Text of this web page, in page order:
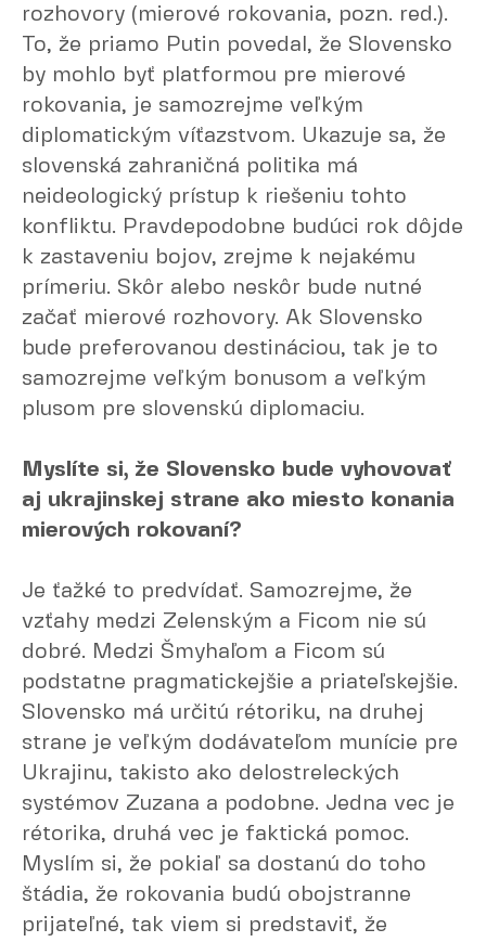
rozhovory (mierové rokovania, pozn. red.).
To, že priamo Putin povedal, že Slovensko
by mohlo byť platformou pre mierové
rokovania, je samozrejme veľkým
diplomatickým víťazstvom. Ukazuje sa, že
slovenská zahraničná politika má
neideologický prístup k riešeniu tohto
konfliktu. Pravdepodobne budúci rok dôjde
k zastaveniu bojov, zrejme k nejakému
prímeriu. Skôr alebo neskôr bude nutné
začať mierové rozhovory. Ak Slovensko
bude preferovanou destináciou, tak je to
samozrejme veľkým bonusom a veľkým
plusom pre slovenskú diplomaciu.
Myslíte si, že Slovensko bude vyhovovať
aj ukrajinskej strane ako miesto konania
mierových rokovaní?
Je ťažké to predvídať. Samozrejme, že
vzťahy medzi Zelenským a Ficom nie sú
dobré. Medzi Šmyhaľom a Ficom sú
podstatne pragmatickejšie a priateľskejšie.
Slovensko má určitú rétoriku, na druhej
strane je veľkým dodávateľom munície pre
Ukrajinu, takisto ako delostreleckých
systémov Zuzana a podobne. Jedna vec je
rétorika, druhá vec je faktická pomoc.
Myslím si, že pokiaľ sa dostanú do toho
štádia, že rokovania budú obojstranne
prijateľné, tak viem si predstaviť, že